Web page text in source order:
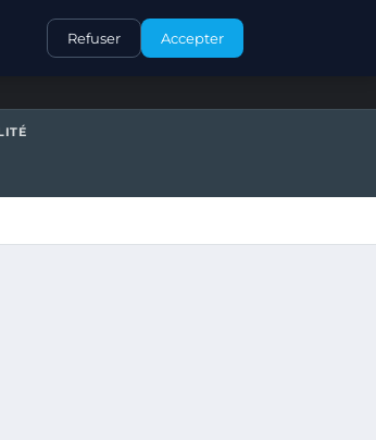
CONTACT
Refuser Accepter